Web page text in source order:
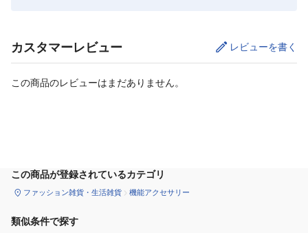
カスタマーレビュー レビューを書く
この商品のレビューはまだありません。
この商品が登録されているカテゴリ
ファッション雑貨・生活雑貨 機能アクセサリー
類似条件で探す